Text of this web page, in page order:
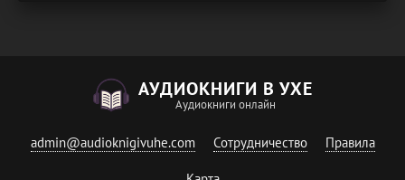
АУДИОКНИГИ В УХЕ
Аудиокниги онлайн
admin@audioknigivuhe.com Сотрудничество Правила